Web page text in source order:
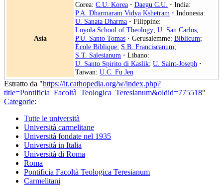
Asia
Corea: C.U. Korea · Daegu C.U. · India:
P.A. Dharmaram Vidya Kshetram · Indonesia:
U. Sanata Dharma · Filippine:
Loyola School of Theology; U. San Carlos;
P.U. Santo Tomas · Gerusalemme: Biblicum;
École Biblique; S.B. Franciscanum;
S.T. Salesianum · Libano:
U. Santo Spirito di Kaslik; U. Saint-Joseph ·
Taiwan: U.C. Fu Jen
Estratto da "https://it.cathopedia.org/w/index.php?
title=Pontificia_Facoltà_Teologica_Teresianum&oldid=775518"
Categorie:
Tutte le università
Università carmelitane
Università fondate nel 1935
Università in Italia
Università di Roma
Roma
Pontificia Facoltà Teologica Teresianum
Carmelitani